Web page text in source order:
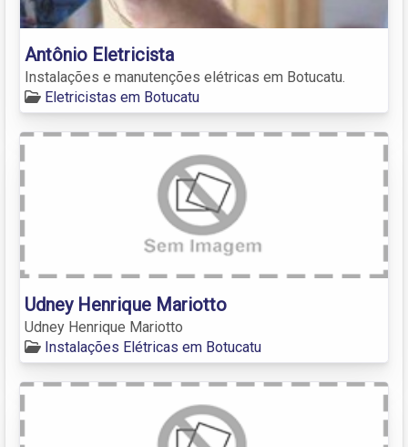
Antônio Eletricista
Instalações e manutenções elétricas em Botucatu.
Eletricistas em Botucatu
Udney Henrique Mariotto
Udney Henrique Mariotto
Instalações Elétricas em Botucatu